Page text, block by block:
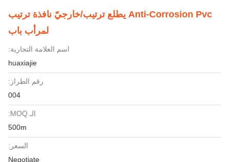
Anti-Corrosion Pvc يطلع ترتيب/خارجيّ نافذة ترتيب
لمرأب باب
اسم العلامة التجارية:
huaxiajie
رقم الطراز:
004
الـ MOQ:
500m
السعر:
Negotiate